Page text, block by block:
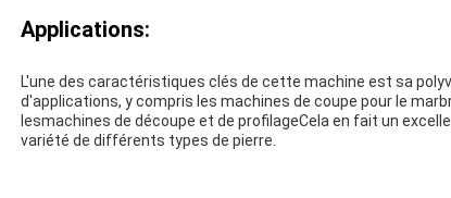
Applications:
L'une des caractéristiques clés de cette machine est sa
d'applications, y compris les machines de coupe pour le
lesmachines de découpe et de profilageCela en fait un
variété de différents types de pierre.